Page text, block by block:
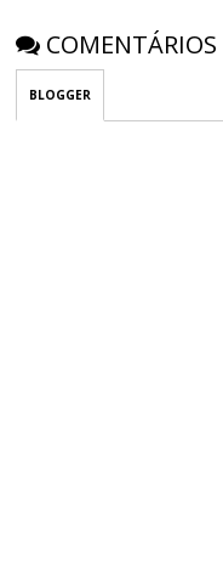
COMENTÁRIOS
BLOGGER